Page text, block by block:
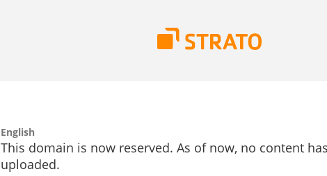
English
This domain is now reserved. As of now, no content
uploaded.